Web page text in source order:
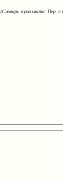
(Словарь нумизмата: Пер. с